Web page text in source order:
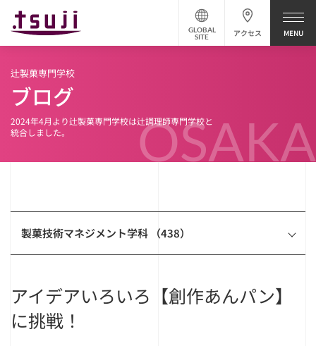
アクセス
GLOBAL
SITE
OSAKA
辻製菓専門学校
ブログ
2024年4月より辻製菓専門学校は辻調理師専門学校と
統合しました。
製菓技術マネジメント学科 （438）
アイデアいろいろ【創作あんパン】
に挑戦！